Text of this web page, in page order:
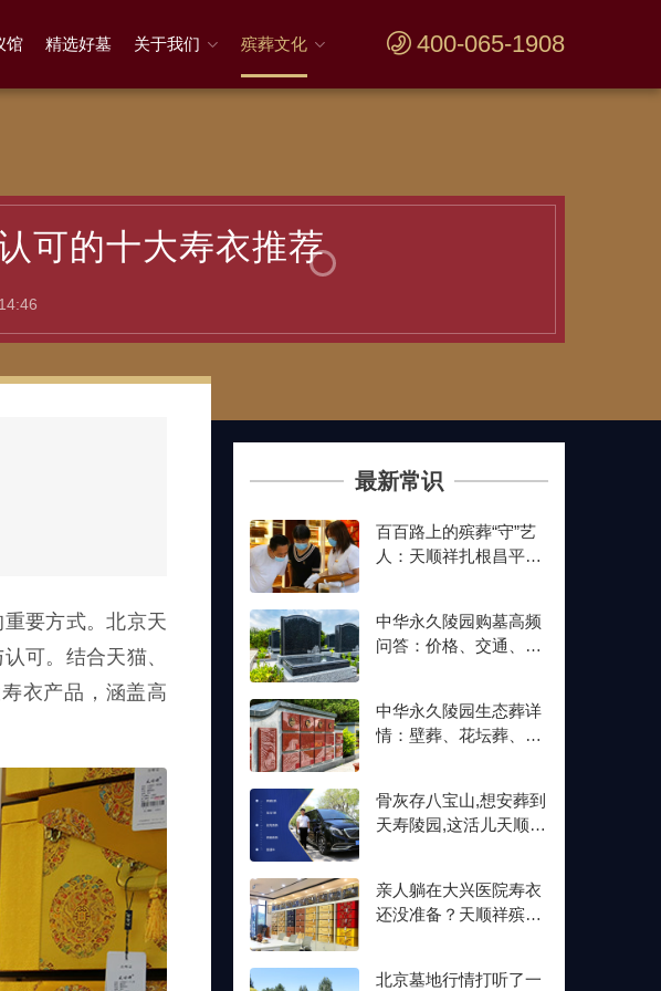
馆 精选好墓 关于我们 殡葬文化 400-065-1908
可的十大寿衣推荐
要方式。北京天
可。结合天猫、
衣产品，涵盖高
最新常识
百百路上的殡葬“守”艺
人：天顺祥扎根昌平十
中华永久陵园购墓高频
问答：价格、交通、壁
中华永久陵园生态葬详
情：壁葬、花坛葬、树
骨灰存八宝山,想安葬到
天寿陵园,这活儿天顺祥
亲人躺在大兴医院寿衣
还没准备？天顺祥殡葬
北京墓地行情打听了一